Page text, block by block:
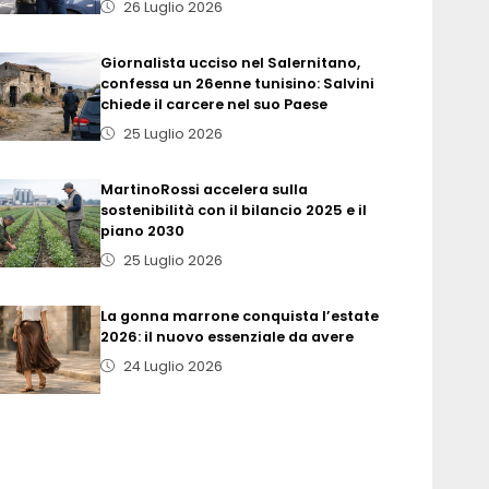
26 Luglio 2026
Giornalista ucciso nel Salernitano,
confessa un 26enne tunisino: Salvini
chiede il carcere nel suo Paese
25 Luglio 2026
MartinoRossi accelera sulla
sostenibilità con il bilancio 2025 e il
piano 2030
25 Luglio 2026
La gonna marrone conquista l’estate
2026: il nuovo essenziale da avere
24 Luglio 2026